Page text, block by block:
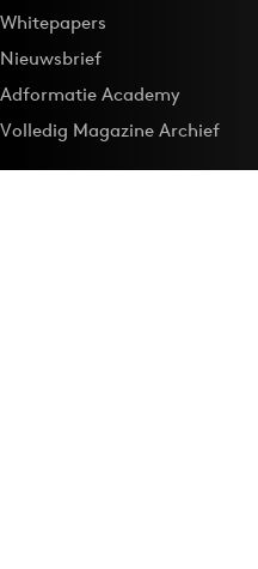
Whitepapers
Nieuwsbrief
Adformatie Academy
Volledig Magazine Archief